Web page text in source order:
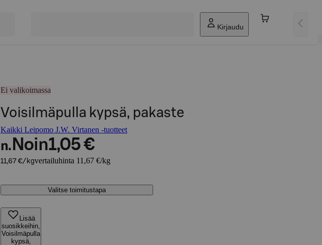
Kirjaudu
Ei valikoimassa
Voisilmäpulla kypsä, pakaste
Kaikki Leipomo J.W. Virtanen -tuotteet
n. Noin1,05 €
11,67 €/kgvertailuhinta 11,67 €/kg
Valitse toimitustapa
Lisää
suosikkeihin,
Voisilmäpulla
kypsä,